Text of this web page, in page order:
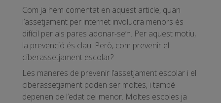
Com ja hem comentat en aquest article, quan
l’assetjament per internet involucra menors és
difícil per als pares adonar-se’n. Per aquest motiu,
la prevenció és clau. Però, com prevenir el
ciberassetjament escolar?
Les maneres de prevenir l’assetjament escolar i el
ciberassetjament poden ser moltes, i també
depenen de l’edat del menor. Moltes escoles ja